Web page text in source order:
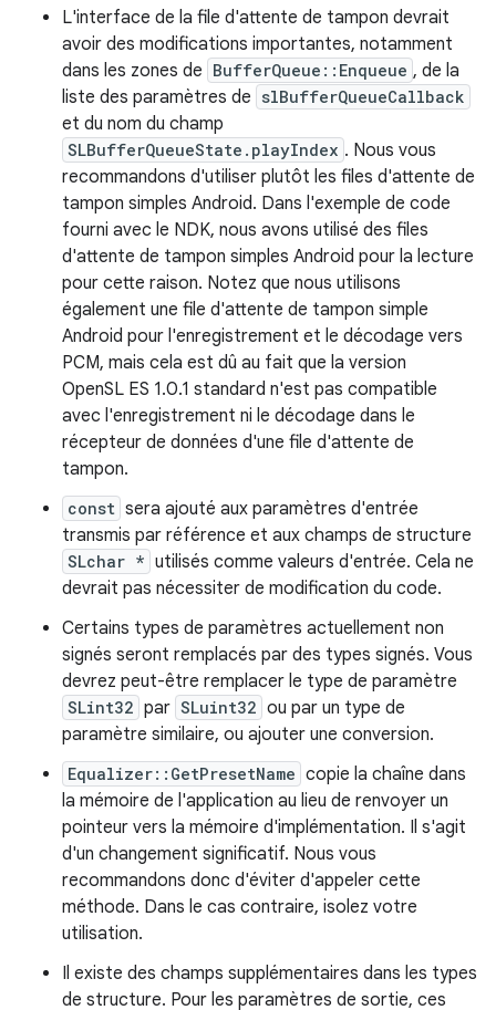
L'interface de la file d'attente de tampon devrait
avoir des modifications importantes, notamment
dans les zones de BufferQueue::Enqueue , de la
liste des paramètres de slBufferQueueCallback
et du nom du champ
SLBufferQueueState.playIndex . Nous vous
recommandons d'utiliser plutôt les files d'attente de
tampon simples Android. Dans l'exemple de code
fourni avec le NDK, nous avons utilisé des files
d'attente de tampon simples Android pour la lecture
pour cette raison. Notez que nous utilisons
également une file d'attente de tampon simple
Android pour l'enregistrement et le décodage vers
PCM, mais cela est dû au fait que la version
OpenSL ES 1.0.1 standard n'est pas compatible
avec l'enregistrement ni le décodage dans le
récepteur de données d'une file d'attente de
tampon.
const sera ajouté aux paramètres d'entrée
transmis par référence et aux champs de structure
SLchar * utilisés comme valeurs d'entrée. Cela ne
devrait pas nécessiter de modification du code.
Certains types de paramètres actuellement non
signés seront remplacés par des types signés. Vous
devrez peut-être remplacer le type de paramètre
SLint32 par SLuint32 ou par un type de
paramètre similaire, ou ajouter une conversion.
Equalizer::GetPresetName copie la chaîne dans
la mémoire de l'application au lieu de renvoyer un
pointeur vers la mémoire d'implémentation. Il s'agit
d'un changement significatif. Nous vous
recommandons donc d'éviter d'appeler cette
méthode. Dans le cas contraire, isolez votre
utilisation.
Il existe des champs supplémentaires dans les types
de structure. Pour les paramètres de sortie, ces